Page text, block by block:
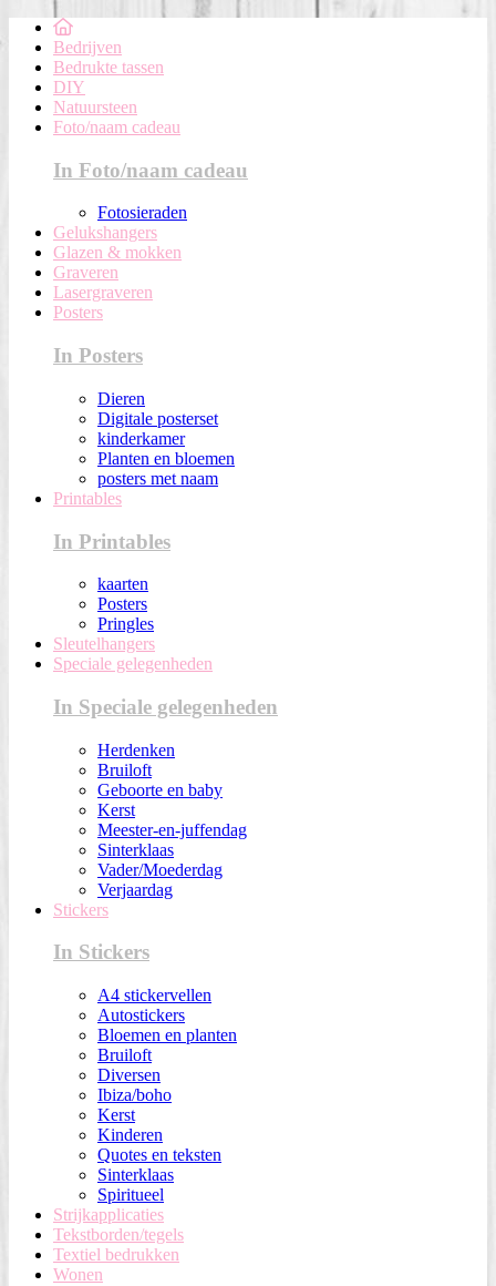
Bedrijven
Bedrukte tassen
DIY
Natuursteen
Foto/naam cadeau
In Foto/naam cadeau
Fotosieraden
Gelukshangers
Glazen & mokken
Graveren
Lasergraveren
Posters
In Posters
Dieren
Digitale posterset
kinderkamer
Planten en bloemen
posters met naam
Printables
In Printables
kaarten
Posters
Pringles
Sleutelhangers
Speciale gelegenheden
In Speciale gelegenheden
Herdenken
Bruiloft
Geboorte en baby
Kerst
Meester-en-juffendag
Sinterklaas
Vader/Moederdag
Verjaardag
Stickers
In Stickers
A4 stickervellen
Autostickers
Bloemen en planten
Bruiloft
Diversen
Ibiza/boho
Kerst
Kinderen
Quotes en teksten
Sinterklaas
Spiritueel
Strijkapplicaties
Tekstborden/tegels
Textiel bedrukken
Wonen